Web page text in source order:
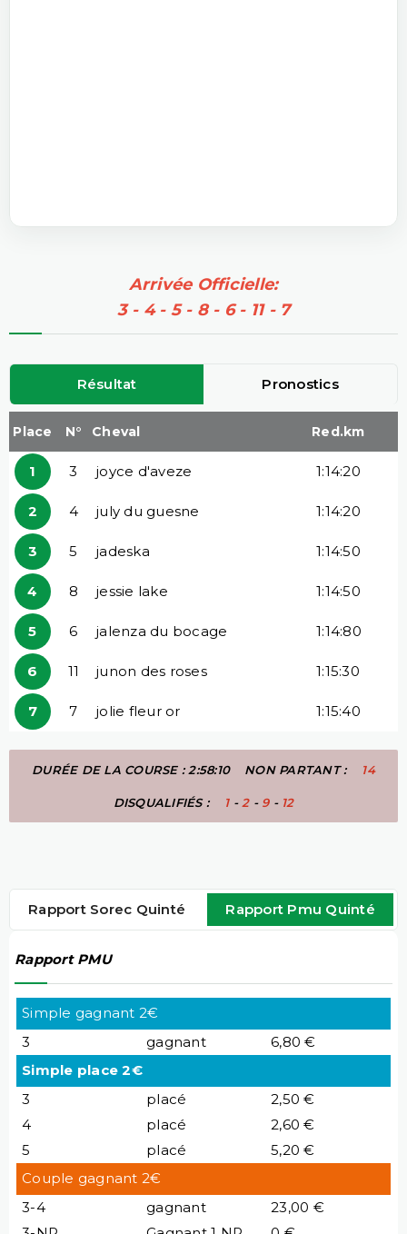
Arrivée Officielle:
3 - 4 - 5 - 8 - 6 - 11 - 7
Résultat Pronostics
Place N° Cheval Red.km
1 3 joyce d'aveze 1:14:20
2 4 july du guesne 1:14:20
3 5 jadeska 1:14:50
4 8 jessie lake 1:14:50
5 6 jalenza du bocage 1:14:80
6 11 junon des roses 1:15:30
7 7 jolie fleur or 1:15:40
DURÉE DE LA COURSE : 2:58:10 NON PARTANT : 14
DISQUALIFIÉS : 1- 2- 9- 12
Rapport Sorec Quinté Rapport Pmu Quinté
Rapport PMU
Simple gagnant 2€
3
gagnant
6,80 €
Simple place 2€
3
placé
2,50 €
4
placé
2,60 €
5
placé
5,20 €
Couple gagnant 2€
3-4
gagnant
23,00 €